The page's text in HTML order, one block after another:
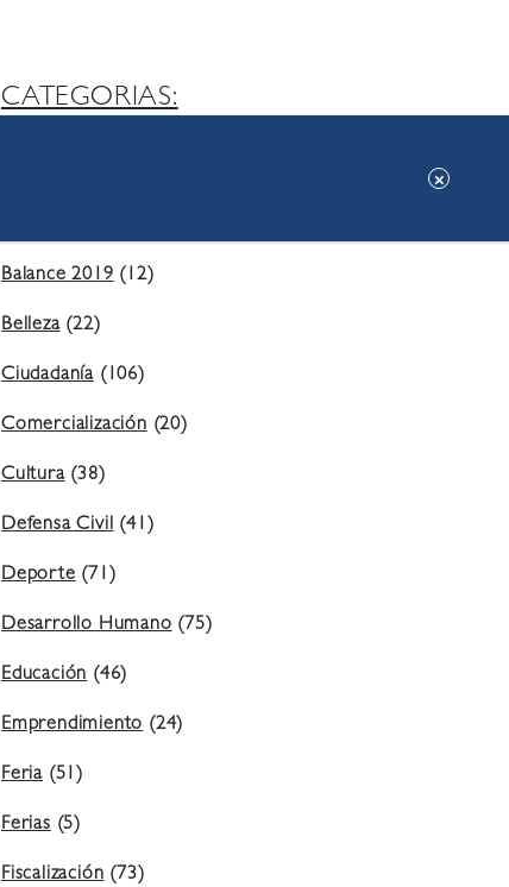
CATEGORIAS:
Balance 2019(12)
Belleza(22)
Ciudadanía (106)
Comercialización(20)
Cultura(38)
Defensa Civil(41)
Deporte(71)
Desarrollo Humano(75)
Educación(46)
Emprendimiento(24)
Feria (51)
Ferias(5)
Fiscalización(73)